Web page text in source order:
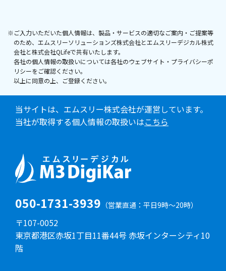
※ご入力いただいた個人情報は、製品・サービスの適切なご案内・ご提案等
のため、エムスリーソリューションズ株式会社とエムスリーデジカル株式
会社と株式会社QLifeで共有いたします。
各社の個人情報の取扱いについては各社のウェブサイト・プライバシーポ
リシーをご確認ください。
以上に同意の上、ご登録ください。
当サイトは、エムスリー株式会社が運営しています。
当社が取得する個人情報の取扱いはこちら
050-1731-3939 （営業直通：平日9時～20時）
〒107-0052
東京都港区赤坂1丁目11番44号 赤坂インターシティ10
階